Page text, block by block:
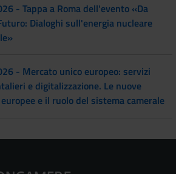
- Tappa a Roma dell'evento «Da
Dialoghi sull'energia nucleare
- Mercato unico europeo: servizi
e digitalizzazione. Le nuove
e il ruolo del sistema camerale